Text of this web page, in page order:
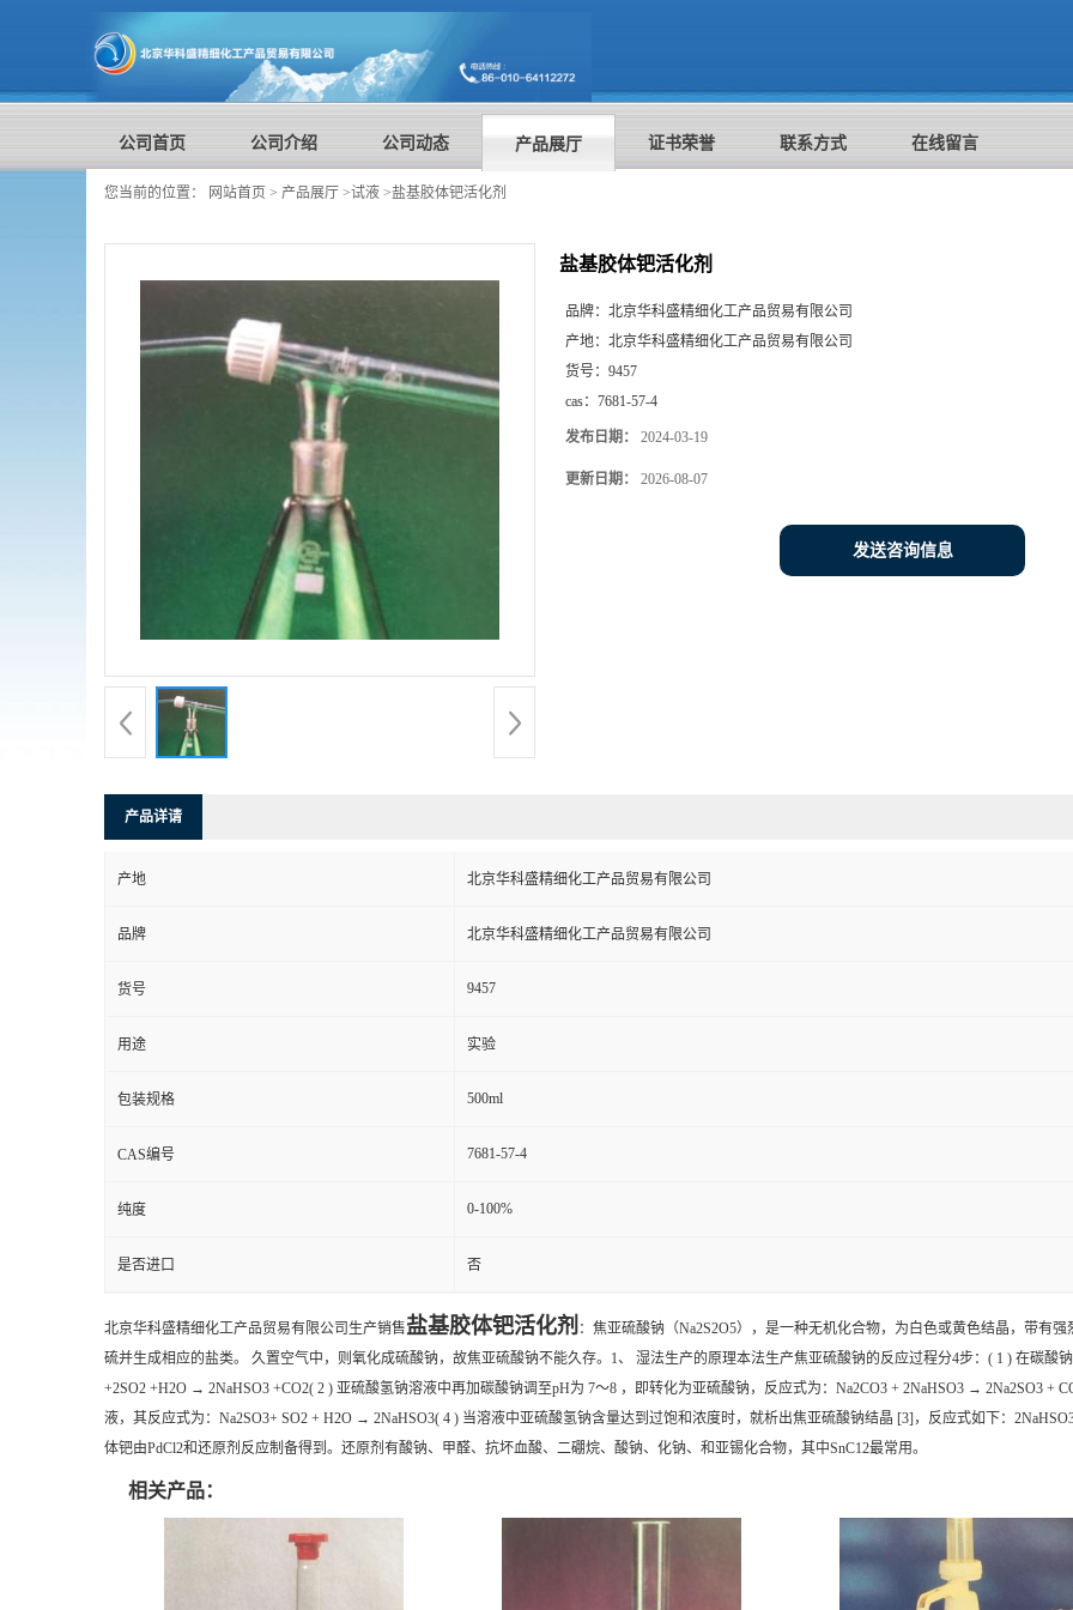
公司首页 公司介绍 公司动态 产品展厅 证书荣誉 联系方式 在线留言
您当前的位置： 网站首页 > 产品展厅 >试液 >盐基胶体钯活化剂
盐基胶体钯活化剂
品牌： 北京华科盛精细化工产品贸易有限公司
产地： 北京华科盛精细化工产品贸易有限公司
货号： 9457
cas： 7681-57-4
发布日期： 2024-03-19
更新日期： 2026-08-07
发送咨询信息
产品详请
产地 北京华科盛精细化工产品贸易有限公司
品牌 北京华科盛精细化工产品贸易有限公司
货号 9457
用途 实验
包装规格 500ml
CAS编号 7681-57-4
纯度 0-100%
是否进口 否
北京华科盛精细化工产品贸易有限公司生产销售盐基胶体钯活化剂 ：焦亚硫酸钠（Na2S2O5），是一种无机化合物，为白色或黄色结晶，带有
硫并生成相应的盐类。 久置空气中，则氧化成硫酸钠，故焦亚硫酸钠不能久存。 1、 湿法生产的原理本法生产焦亚硫酸钠的反应过程分4步：( 1 ) 在碳酸
+2SO2 +H2O → 2NaHSO3 +CO2( 2 ) 亚硫酸氢钠溶液中再加碳酸钠调至pH为 7～8 ，即转化为亚硫酸钠，反应式为：Na2CO3 + 2NaHSO3 → 2Na2SO3 +
液，其反应式为：Na2SO3+ SO2 + H2O → 2NaHSO3( 4 ) 当溶液中亚硫酸氢钠含量达到过饱和浓度时，就析出焦亚硫酸钠结晶 [3]，反应式如下：
体钯由PdCl2和还原剂反应制备得到。还原剂有酸钠、甲醛、抗坏血酸、二硼烷、酸钠、化钠、和亚锡化合物，其中SnC12最常用。
相关产品：